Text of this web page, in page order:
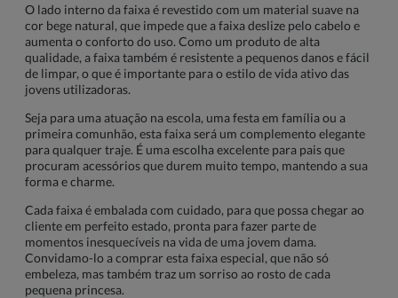
O lado interno da faixa é revestido com um material suave na
cor bege natural, que impede que a faixa deslize pelo cabelo e
aumenta o conforto do uso. Como um produto de alta
qualidade, a faixa também é resistente a pequenos danos e fácil
de limpar, o que é importante para o estilo de vida ativo das
jovens utilizadoras.
Seja para uma atuação na escola, uma festa em família ou a
primeira comunhão, esta faixa será um complemento elegante
para qualquer traje. É uma escolha excelente para pais que
procuram acessórios que durem muito tempo, mantendo a sua
forma e charme.
Cada faixa é embalada com cuidado, para que possa chegar ao
cliente em perfeito estado, pronta para fazer parte de
momentos inesquecíveis na vida de uma jovem dama.
Convidamo-lo a comprar esta faixa especial, que não só
embeleza, mas também traz um sorriso ao rosto de cada
pequena princesa.